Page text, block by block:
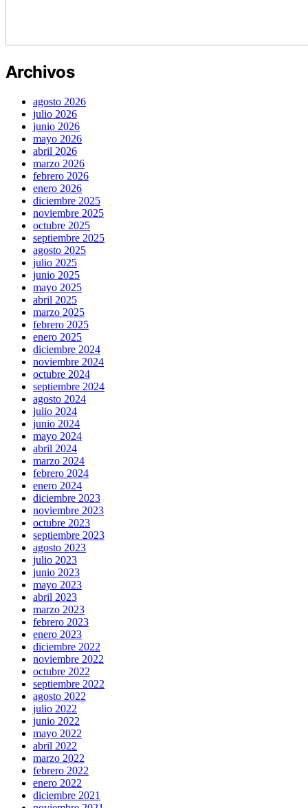
Archivos
agosto 2026
julio 2026
junio 2026
mayo 2026
abril 2026
marzo 2026
febrero 2026
enero 2026
diciembre 2025
noviembre 2025
octubre 2025
septiembre 2025
agosto 2025
julio 2025
junio 2025
mayo 2025
abril 2025
marzo 2025
febrero 2025
enero 2025
diciembre 2024
noviembre 2024
octubre 2024
septiembre 2024
agosto 2024
julio 2024
junio 2024
mayo 2024
abril 2024
marzo 2024
febrero 2024
enero 2024
diciembre 2023
noviembre 2023
octubre 2023
septiembre 2023
agosto 2023
julio 2023
junio 2023
mayo 2023
abril 2023
marzo 2023
febrero 2023
enero 2023
diciembre 2022
noviembre 2022
octubre 2022
septiembre 2022
agosto 2022
julio 2022
junio 2022
mayo 2022
abril 2022
marzo 2022
febrero 2022
enero 2022
diciembre 2021